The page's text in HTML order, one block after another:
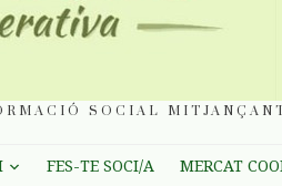
SOCIAL
FES-TE SOCI/A MERCAT